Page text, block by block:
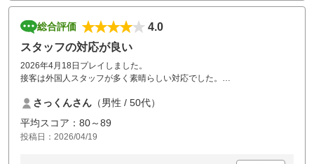
総合評価
4.0
スタッフの対応が良い
2026年4月18日プレイしました。
接客は外国人スタッフが多く素晴らしい対応でした。
した。
戦略的なコースなのでもったいないと感じました。
しかし、全体的には満足度が高いゴルフコースです。
さっくんさん （男性 / 50代）
平均スコア：80～89
投稿日：2026/04/19